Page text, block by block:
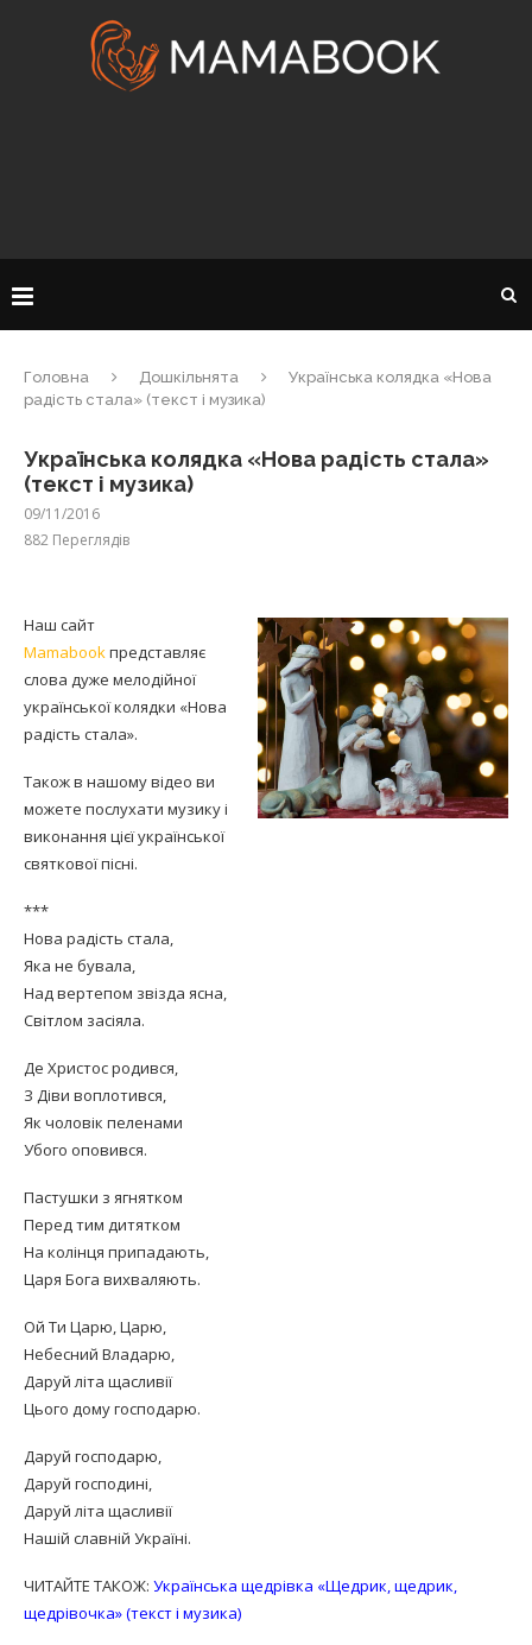
Головна Дошкільнята
Українська колядка «Нова
радість стала» (текст і музика)
Українська колядка «Нова радість стала»
(текст і музика)
09/11/2016
882 Переглядів
Наш сайт
Mamabookпредставляє
слова дуже мелодійної
української колядки «Нова
радість стала».
Також в нашому відео ви
можете послухати музику і
виконання цієї української
святкової пісні.
***
Нова радість стала,
Яка не бувала,
Над вертепом звізда ясна,
Світлом засіяла.
Де Христос родився,
З Діви воплотився,
Як чоловік пеленами
Убого оповився.
Пастушки з ягнятком
Перед тим дитятком
На колінця припадають,
Царя Бога вихваляють.
Ой Ти Царю, Царю,
Небесний Владарю,
Даруй літа щасливії
Цього дому господарю.
Даруй господарю,
Даруй господині,
Даруй літа щасливії
Нашій славній Україні.
ЧИТАЙТЕ ТАКОЖ: Українська щедрівка «Щедрик, щедрик,
щедрівочка» (текст і музика)